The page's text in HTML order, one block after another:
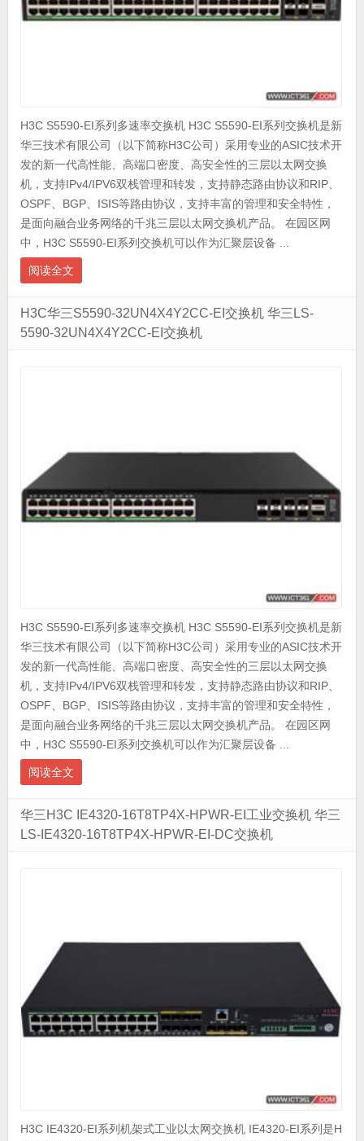
H3C S5590-EI系列多速率交换机 H3C S5590-EI系列交换机是新
华三技术有限公司（以下简称H3C公司）采用专业的ASIC技术开
发的新一代高性能、高端口密度、高安全性的三层以太网交换
机，支持IPv4/IPV6双栈管理和转发，支持静态路由协议和RIP、
OSPF、BGP、ISIS等路由协议，支持丰富的管理和安全特性，
是面向融合业务网络的千兆三层以太网交换机产品。 在园区网
中，H3C S5590-EI系列交换机可以作为汇聚层设备 ...
阅读全文
H3C华三S5590-32UN4X4Y2CC-EI交换机 华三LS-
5590-32UN4X4Y2CC-EI交换机
H3C S5590-EI系列多速率交换机 H3C S5590-EI系列交换机是新
华三技术有限公司（以下简称H3C公司）采用专业的ASIC技术开
发的新一代高性能、高端口密度、高安全性的三层以太网交换
机，支持IPv4/IPV6双栈管理和转发，支持静态路由协议和RIP、
OSPF、BGP、ISIS等路由协议，支持丰富的管理和安全特性，
是面向融合业务网络的千兆三层以太网交换机产品。 在园区网
中，H3C S5590-EI系列交换机可以作为汇聚层设备 ...
阅读全文
华三H3C IE4320-16T8TP4X-HPWR-EI工业交换机 华三
LS-IE4320-16T8TP4X-HPWR-EI-DC交换机
H3C IE4320-EI系列机架式工业以太网交换机 IE4320-EI系列是H